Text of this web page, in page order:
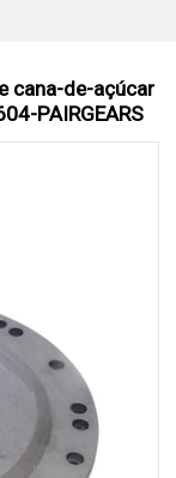
cana-de-açúcar
PAIRGEARS